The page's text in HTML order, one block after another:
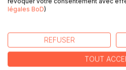
au Greta, s’ébauche une rampe
de neurones portés à
découverte d’un pays immense
de liaisons romantiques et
sulfureuses.
légales BoD)
REFUSER
TOUT